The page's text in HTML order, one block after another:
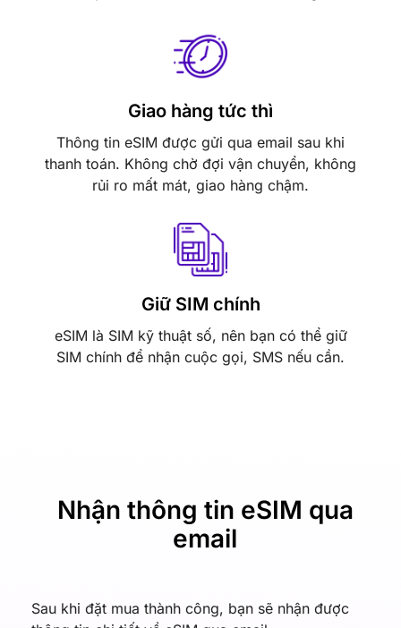
Giao hàng tức thì
Thông tin eSIM được gửi qua email sau khi
thanh toán. Không chờ đợi vận chuyển, không
rủi ro mất mát, giao hàng chậm.
Giữ SIM chính
eSIM là SIM kỹ thuật số, nên bạn có thể giữ
SIM chính để nhận cuộc gọi, SMS nếu cần.
Nhận thông tin eSIM qua
email
Sau khi đặt mua thành công, bạn sẽ nhận được